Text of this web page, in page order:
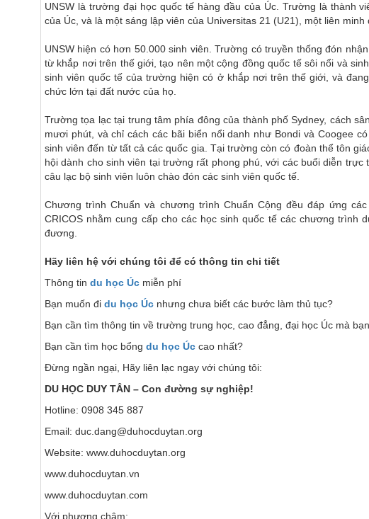
UNSW là trường đại học quốc tế hàng đầu của Úc. Trường là thành
của Úc, và là một sáng lập viên của Universitas 21 (U21), một liên
UNSW hiện có hơn 50.000 sinh viên. Trường có truyền thống đón
từ khắp nơi trên thế giới, tạo nên một cộng đồng quốc tế sôi nổi và
sinh viên quốc tế của trường hiện có ở khắp nơi trên thế giới, và
chức lớn tại đất nước của họ.
Trường tọa lạc tại trung tâm phía đông của thành phố Sydney, cách
mươi phút, và chỉ cách các bãi biển nổi danh như Bondi và Coogee
sinh viên đến từ tất cả các quốc gia. Tại trường còn có đoàn thể tôn
hội dành cho sinh viên tại trường rất phong phú, với các buổi diễn
câu lạc bộ sinh viên luôn chào đón các sinh viên quốc tế.
Chương trình Chuẩn và chương trình Chuẩn Cộng đều đáp ứng
CRICOS nhằm cung cấp cho các học sinh quốc tế các chương
đương.
Hãy liên hệ với chúng tôi để có thông tin chi tiết
Thông tin du học Úc miễn phí
Bạn muốn đi du học Úc nhưng chưa biết các bước làm thủ tục?
Bạn cần tìm thông tin về trường trung học, cao đẳng, đại học Úc mà
Bạn cần tìm học bổng du học Úc cao nhất?
Đừng ngần ngại, Hãy liên lạc ngay với chúng tôi:
DU HỌC DUY TÂN – Con đường sự nghiệp!
Hotline: 0908 345 887
Email: duc.dang@duhocduytan.org
Website: www.duhocduytan.org
www.duhocduytan.vn
www.duhocduytan.com
Với phương châm: